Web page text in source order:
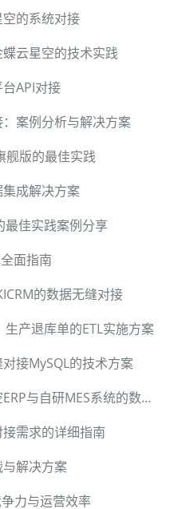
的系统对接
云星空的技术实践
API对接
案例分析与解决方案
舰版的最佳实践
成解决方案
最佳实践案例分享
面指南
的数据无缝对接
产退库单的ETL实施方案
接MySQL的技术方案
基于轻易云平台实现金蝶云星空ERP与自研MES系统的数据集成
需求的详细指南
解决方案
力与运营效率